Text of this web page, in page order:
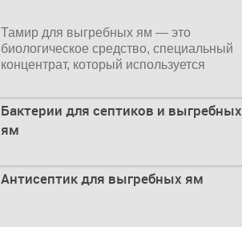
Тамир для выгребных ям — это
биологическое средство, специальный
концентрат, который используется
Бактерии для септиков и выгребных
ям
Очистка канализационного стока или
выгребной ямой всегда являлась не
Антисептик для выгребных ям